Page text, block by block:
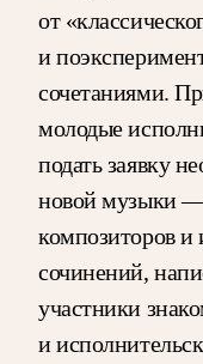
от
и
сочетаниями.
молодые
подать заявку
новой музыки —
композиторов
сочинений,
участники
и